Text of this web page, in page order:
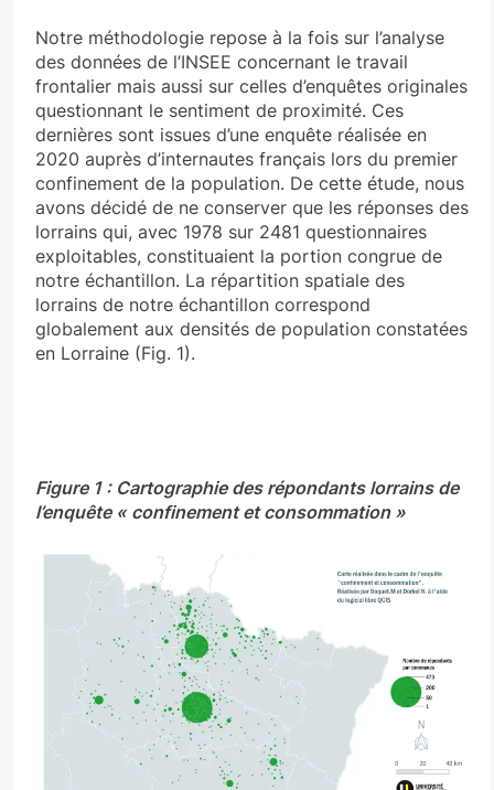
Notre méthodologie repose à la fois sur l’analyse
des données de l’INSEE concernant le travail
frontalier mais aussi sur celles d’enquêtes originales
questionnant le sentiment de proximité. Ces
dernières sont issues d’une enquête réalisée en
2020 auprès d’internautes français lors du premier
confinement de la population. De cette étude, nous
avons décidé de ne conserver que les réponses des
lorrains qui, avec 1978 sur 2481 questionnaires
exploitables, constituaient la portion congrue de
notre échantillon. La répartition spatiale des
lorrains de notre échantillon correspond
globalement aux densités de population constatées
en Lorraine (Fig. 1).
Figure 1 : Cartographie des répondants lorrains de
l’enquête « confinement et consommation »